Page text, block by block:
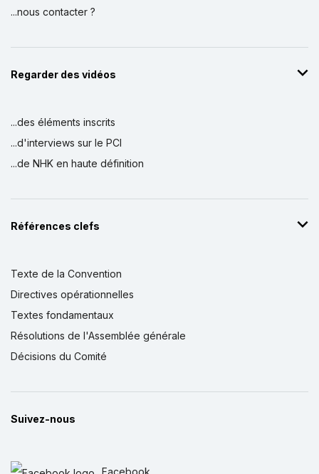
...nous contacter ?
Regarder des vidéos
...des éléments inscrits
...d'interviews sur le PCI
...de NHK en haute définition
Références clefs
Texte de la Convention
Directives opérationnelles
Textes fondamentaux
Résolutions de l'Assemblée générale
Décisions du Comité
Suivez-nous